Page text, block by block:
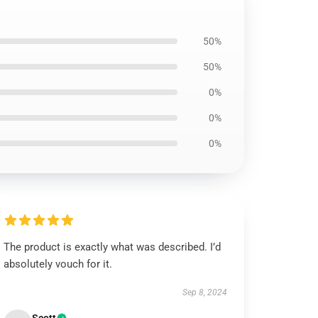
50%
50%
0%
0%
0%
The product is exactly what was described. I’d
absolutely vouch for it.
Sep 8, 2024